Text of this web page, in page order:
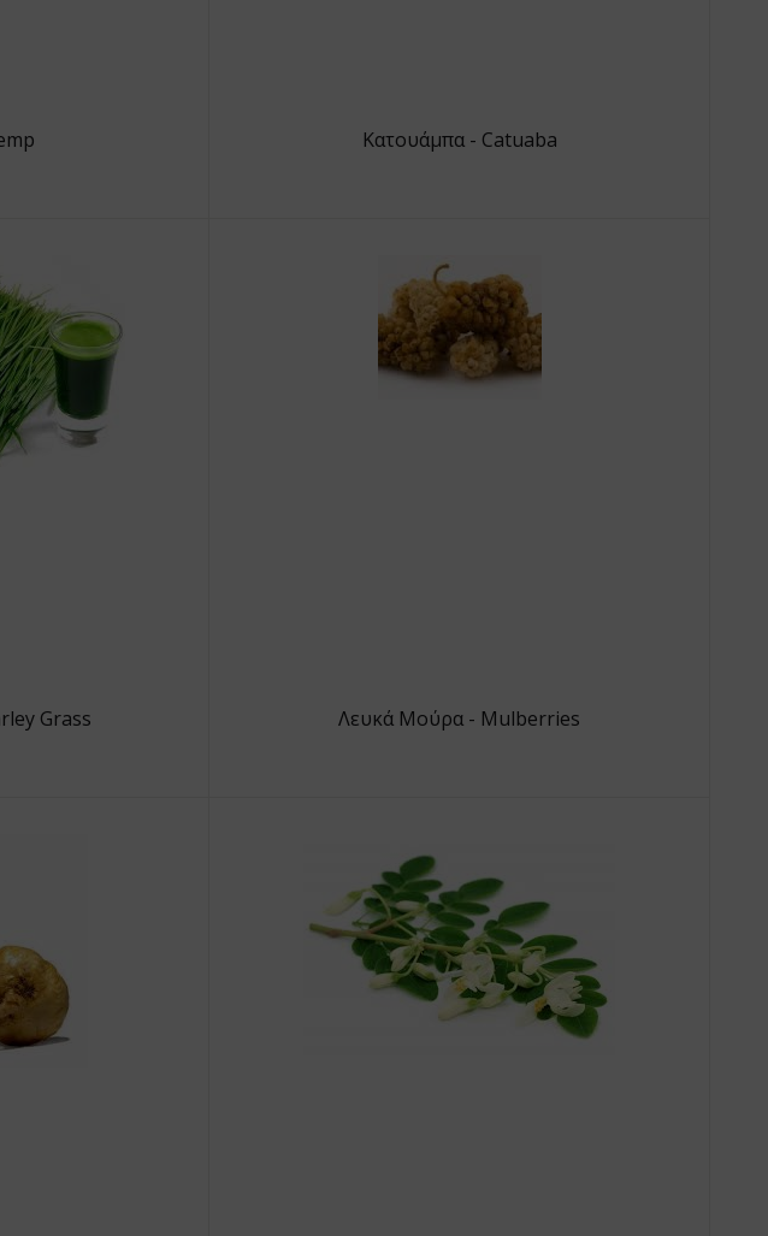
Κατουάμπα - Catuaba
Grass Λευκά Μούρα - Mulberries